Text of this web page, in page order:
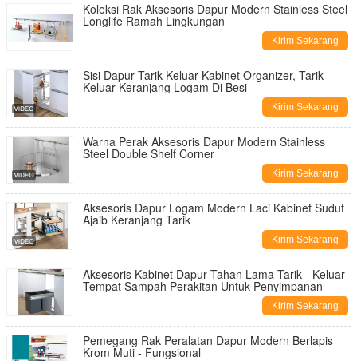
Koleksi Rak Aksesoris Dapur Modern Stainless Steel
Longlife Ramah Lingkungan
Kirim Sekarang
Sisi Dapur Tarik Keluar Kabinet Organizer, Tarik
Keluar Keranjang Logam Di Besi
Kirim Sekarang
Warna Perak Aksesoris Dapur Modern Stainless
Steel Double Shelf Corner
Kirim Sekarang
Aksesoris Dapur Logam Modern Laci Kabinet Sudut
Ajaib Keranjang Tarik
Kirim Sekarang
Aksesoris Kabinet Dapur Tahan Lama Tarik - Keluar
Tempat Sampah Perakitan Untuk Penyimpanan
Kirim Sekarang
Pemegang Rak Peralatan Dapur Modern Berlapis
Krom Muti - Fungsional